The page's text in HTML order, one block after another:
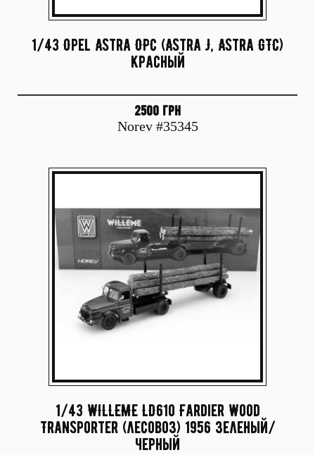
1/43 Opel Astra OPC (Astra J, Astra GTC)
красный
2500 грн
Norev #35345
1/43 WILLEME LD610 Fardier Wood
Transporter (лесовоз) 1956 зеленый/
черный